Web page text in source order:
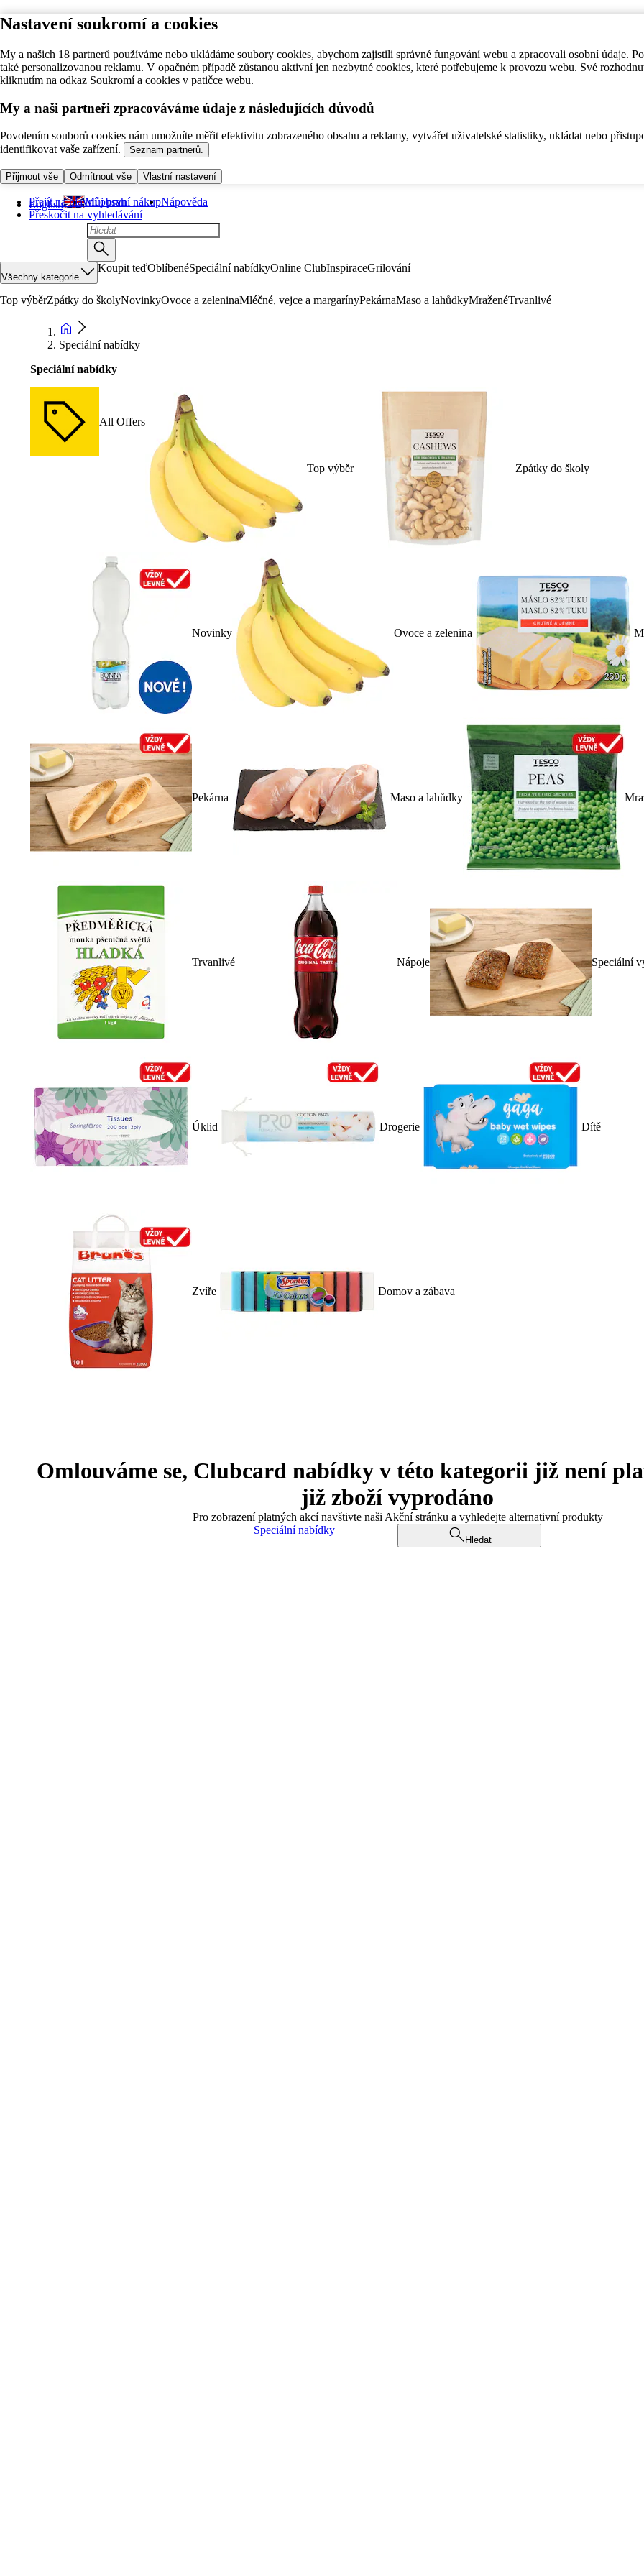
Nastavení soukromí a cookies
My a našich 18 partnerů používáme nebo ukládáme soubory cookies, abychom zajistili správné fungování webu a zpracovali osobní údaje.
také personalizovanou reklamu. V opačném případě zůstanou aktivní jen nezbytné cookies, které potřebujeme k provozu webu. Své
kliknutím na odkaz Soukromí a cookies v patičce webu.
My a naši partneři zpracováváme údaje z následujících důvodů
Povolením souborů cookies nám umožníte měřit efektivitu zobrazeného obsahu a reklamy, vytvářet uživatelské statistiky, ukládat nebo
identifikovat vaše zařízení.
Seznam partnerů.
Přijmout vše Odmítnout vše Vlastní nastavení
Přejít na hlavní obsah
Přeskočit na vyhledávání
English Můj první nákupNápověda
Všechny kategorie
Koupit teďOblíbenéSpeciální nabídkyOnline ClubInspiraceGrilování
Top výběrZpátky do školyNovinkyOvoce a zeleninaMléčné, vejce a margarínyPekárnaMaso a lahůdkyMraženéTrvanlivé
Speciální nabídky
Speciální nabídky
All Offers
Top výběr Zpátky do školy
Novinky Ovoce a zelenina
Pekárna Maso a lahůdky
Trvanlivé Nápoje Speciální
Úklid Drogerie Dítě
Zvíře Domov a zábava
Omlouváme se, Clubcard nabídky v této kategorii již není
již zboží vyprodáno
Pro zobrazení platných akcí navštivte naši Akční stránku a vyhledejte alternativní produkty
Speciální nabídky
Hledat